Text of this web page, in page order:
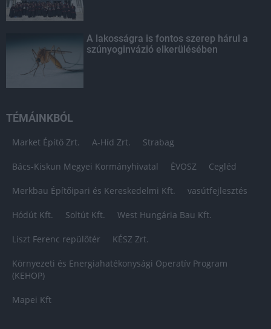
A lakosságra is fontos szerep hárul a
szúnyoginvázió elkerülésében
TÉMÁINKBÓL
Market Építő Zrt. A-Híd Zrt. Strabag
Bács-Kiskun Megyei Kormányhivatal ÉVOSZ Cegléd
Merkbau Építőipari és Kereskedelmi Kft. vasútfejlesztés
Hódút Kft. Soltút Kft. West Hungária Bau Kft.
Liszt Ferenc repülőtér KÉSZ Zrt.
Környezeti és Energiahatékonysági Operatív Program
(KEHOP)
Mapei Kft